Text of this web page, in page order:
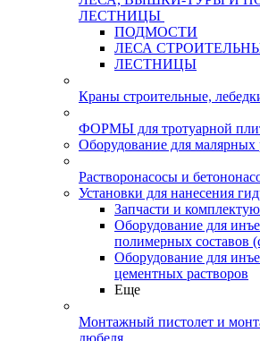
ЛЕСТНИЦЫ
ПОДМОСТИ
ЛЕСА
ЛЕСТНИЦЫ
Краны строительные,
ФОРМЫ для тротуарной
Оборудование для малярных
Растворонасосы и
Установки для нанесения
Запчасти и
Оборудование для
полимерных составов
Оборудование для
цементных растворов
Еще
Монтажный пистолет и
дюбеля